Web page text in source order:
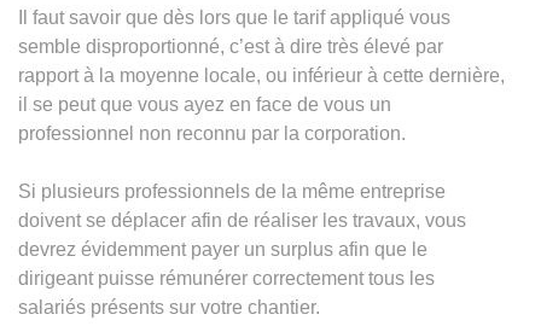
Il faut savoir que dès lors que le tarif appliqué vous
semble disproportionné, c’est à dire très élevé par
rapport à la moyenne locale, ou inférieur à cette dernière,
il se peut que vous ayez en face de vous un
professionnel non reconnu par la corporation.
Si plusieurs professionnels de la même entreprise
doivent se déplacer afin de réaliser les travaux, vous
devrez évidemment payer un surplus afin que le
dirigeant puisse rémunérer correctement tous les
salariés présents sur votre chantier.